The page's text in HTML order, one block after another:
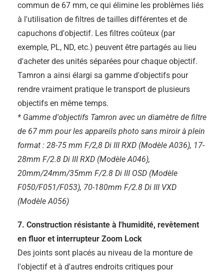
commun de 67 mm, ce qui élimine les problèmes liés
à l'utilisation de filtres de tailles différentes et de
capuchons d'objectif. Les filtres coûteux (par
exemple, PL, ND, etc.) peuvent être partagés au lieu
d'acheter des unités séparées pour chaque objectif.
Tamron a ainsi élargi sa gamme d'objectifs pour
rendre vraiment pratique le transport de plusieurs
objectifs en même temps.
* Gamme d'objectifs Tamron avec un diamètre de filtre
de 67 mm pour les appareils photo sans miroir à plein
format : 28-75 mm F/2,8 Di III RXD (Modèle A036), 17-
28mm F/2.8 Di III RXD (Modèle A046),
20mm/24mm/35mm F/2.8 Di III OSD (Modèle
F050/F051/F053), 70-180mm F/2.8 Di III VXD
(Modèle A056)
7. Construction résistante à l'humidité, revêtement
en fluor et interrupteur Zoom Lock
Des joints sont placés au niveau de la monture de
l'objectif et à d'autres endroits critiques pour